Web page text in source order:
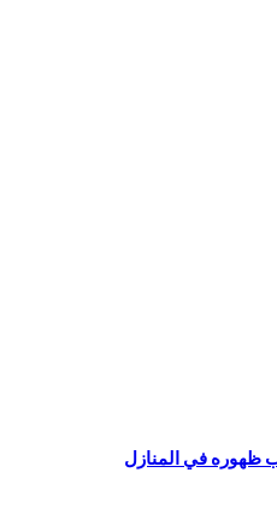
ظهوره في المنازل